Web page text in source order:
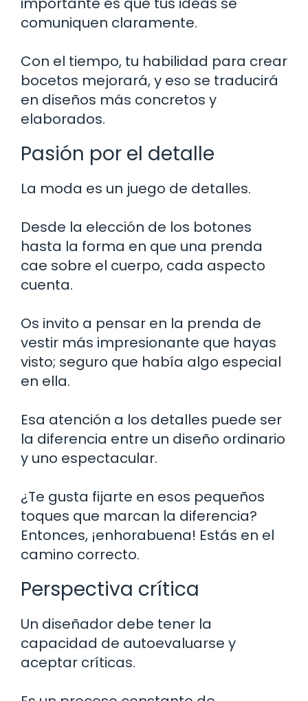
comuniquen claramente.
Con el tiempo, tu habilidad para crear
bocetos mejorará, y eso se traducirá
en diseños más concretos y
elaborados.
Pasión por el detalle
La moda es un juego de detalles.
Desde la elección de los botones
hasta la forma en que una prenda
cae sobre el cuerpo, cada aspecto
cuenta.
Os invito a pensar en la prenda de
vestir más impresionante que hayas
visto; seguro que había algo especial
en ella.
Esa atención a los detalles puede ser
la diferencia entre un diseño ordinario
y uno espectacular.
¿Te gusta fijarte en esos pequeños
toques que marcan la diferencia?
Entonces, ¡enhorabuena! Estás en el
camino correcto.
Perspectiva crítica
Un diseñador debe tener la
capacidad de autoevaluarse y
aceptar críticas.